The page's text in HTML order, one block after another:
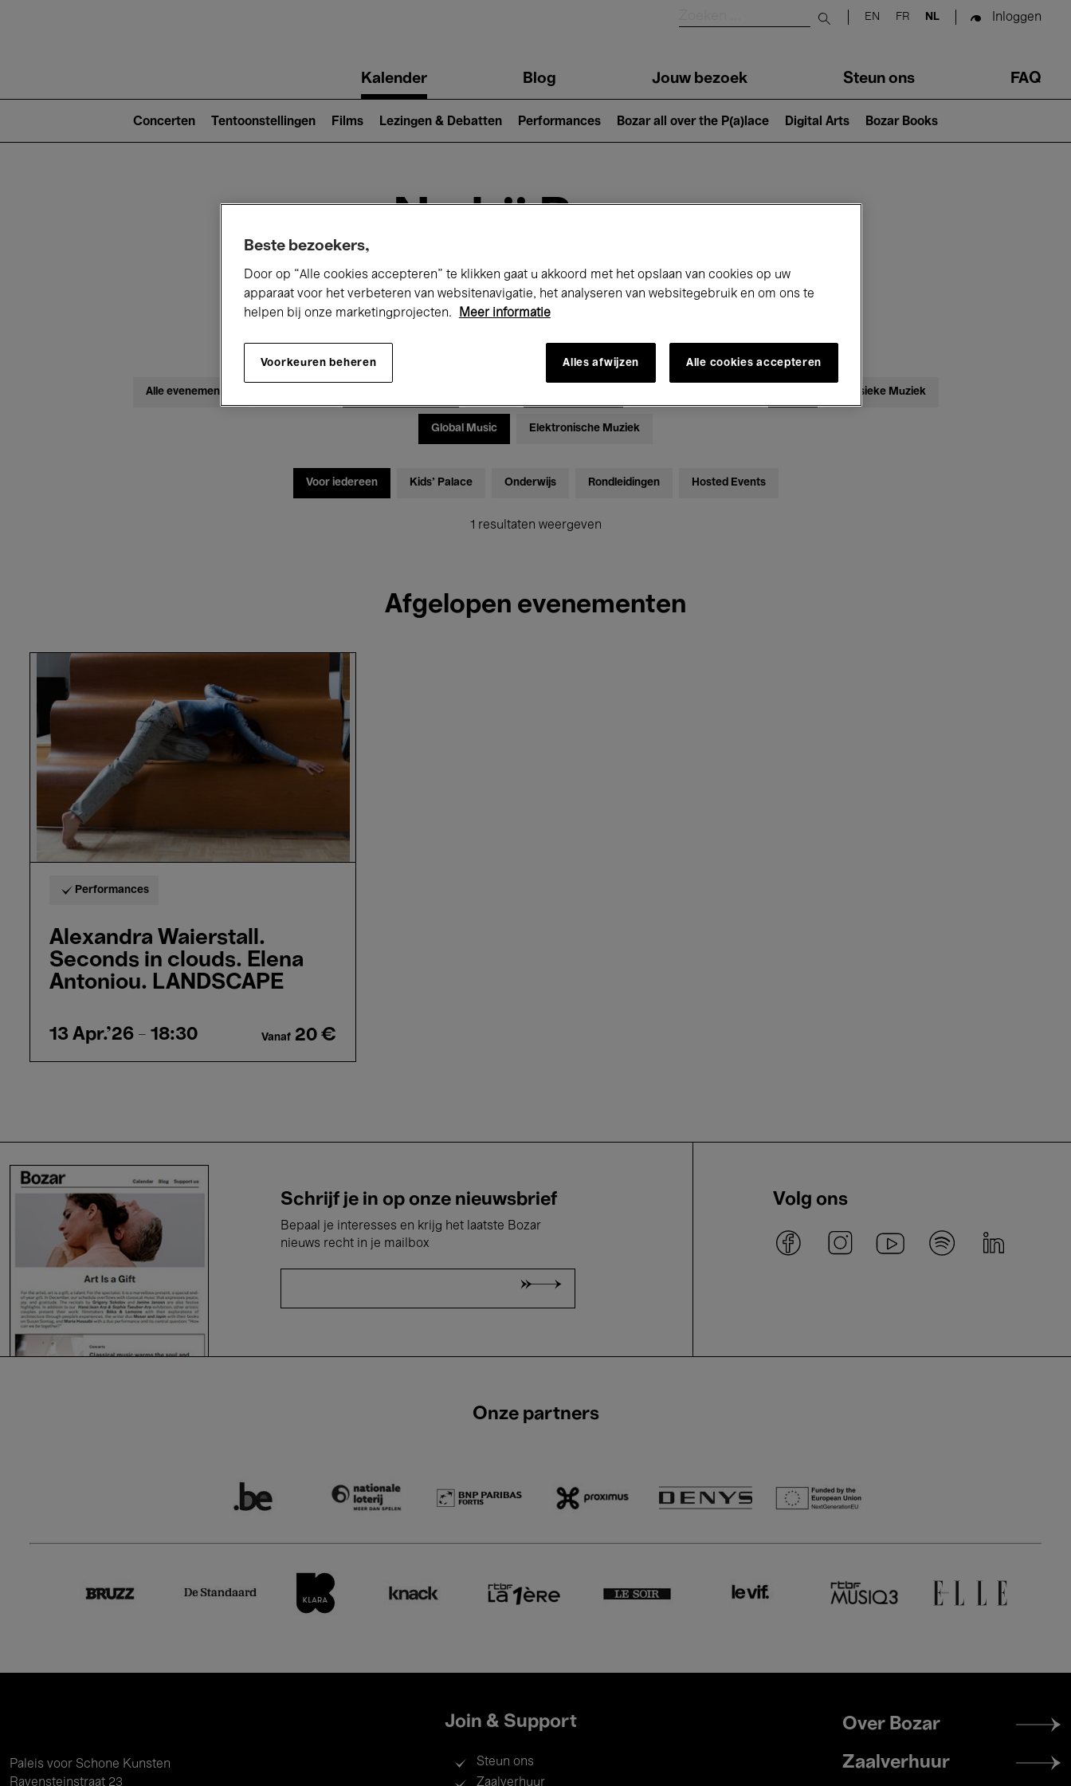
Submit search
EN FR NL Inloggen
navigationKalender Blog Jouw bezoek Steun ons FAQ
2)
Concerten Tentoonstellingen Films Lezingen & Debatten Performances Bozar all over the P(a)lace Digital Arts Bozar Books
Nu bij Bozar
Vandaag Komende 7 dagen Maand
Maandag 13 April 2026
Alle evenementen Klassieke Muziek
Global Music Elektronische Muziek
Voor iedereen Kids’ Palace Onderwijs Rondleidingen Hosted Events
1 resultaten weergeven
Afgelopen evenementen
Alexandra
Waierstall.
Seconds
Elena
Antoniou.
LANDSCAPE
Performances
Alexandra Waierstall.
Seconds in clouds. Elena
Antoniou. LANDSCAPE
13 Apr.'26 - 18:30 Vanaf 20 €
Schrijf je in op onze nieuwsbrief
Bepaal je interesses en krijg het laatste Bozar
nieuws recht in je mailbox
Volg ons
Onze partners
Paleis voor Schone Kunsten
Ravensteinstraat 23
Join & Support
Steun ons
Zaalverhuur
Footer
menu
Over Bozar
Zaalverhuur
Beste bezoekers,
Door op “Alle cookies accepteren” te klikken gaat u akkoord met het opslaan van cookies op uw
apparaat voor het verbeteren van websitenavigatie, het analyseren van websitegebruik en om ons te
helpen bij onze marketingprojecten.
Meer informatie
Voorkeuren beheren Alles afwijzen Alle cookies accepteren